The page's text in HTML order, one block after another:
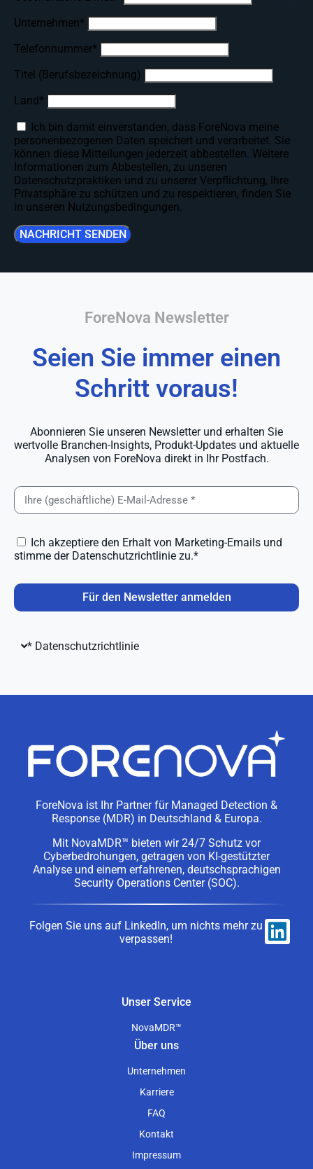
Unternehmen*
Telefonnummer*
Titel (Berufsbezeichnung)
Land*
Ich bin damit einverstanden, dass ForeNova meine
personenbezogenen Daten speichert und verarbeitet. Sie
können diese Mitteilungen jederzeit abbestellen. Weitere
Informationen zum Abbestellen, zu unseren
Datenschutzpraktiken und zu unserer Verpflichtung, Ihre
Privatsphäre zu schützen und zu respektieren, finden Sie
in unseren Nutzungsbedingungen.
ForeNova Newsletter
Seien Sie immer einen
Schritt voraus!
Abonnieren Sie unseren Newsletter und erhalten Sie
wertvolle Branchen-Insights, Produkt-Updates und aktuelle
Analysen von ForeNova direkt in Ihr Postfach.
Ich akzeptiere den Erhalt von Marketing-Emails und
stimme der Datenschutzrichtlinie zu.*
Für den Newsletter anmelden
* Datenschutzrichtlinie
ForeNova ist Ihr Partner für Managed Detection &
Response (MDR) in Deutschland & Europa.
Mit NovaMDR™ bieten wir 24/7 Schutz vor
Cyberbedrohungen, getragen von KI-gestützter
Analyse und einem erfahrenen, deutschsprachigen
Security Operations Center (SOC).
Folgen Sie uns auf LinkedIn, um nichts mehr zu
verpassen!
Unser Service
NovaMDR™
Über uns
Unternehmen
Karriere
FAQ
Kontakt
Impressum